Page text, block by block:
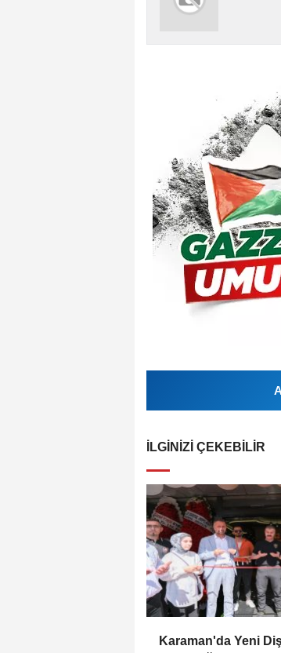
İLGINIZI ÇEKEBILIR
Karaman'da Yeni Diş